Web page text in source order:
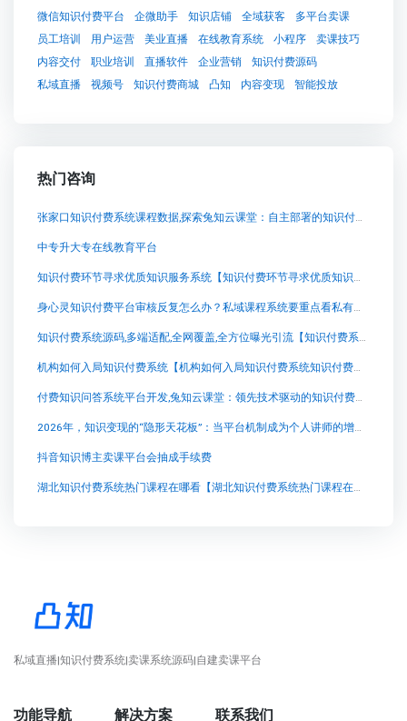
微信知识付费平台
企微助手 知识店铺 全域获客
多平台卖课
员工培训
用户运营 美业直播 在线教育系统 小程序
卖课技巧
内容交付
职业培训 直播软件 企业营销
知识付费源码
私域直播
视频号 知识付费商城 凸知 内容变现 智能投放
热门咨询
张家口知识付费系统课程数据,探索兔知云课堂：自主部署的知识付费平台
中专升大专在线教育平台
知识付费环节寻求优质知识服务系统【知识付费环节寻求优质知识服务系统知识付费系统系统怎么制作，知识付费系统搭建使用教程】
身心灵知识付费平台审核反复怎么办？私域课程系统要重点看私有化部署
知识付费系统源码,多端适配,全网覆盖,全方位曝光引流【知识付费系统源码,多端适配,全网覆盖,全方位曝光引流知识付费系统系统怎么制作，知识付费系统搭建使用教程】
机构如何入局知识付费系统【机构如何入局知识付费系统知识付费系统系统怎么制作，知识付费系统搭建使用教程】
付费知识问答系统平台开发,兔知云课堂：领先技术驱动的知识付费平台
2026年，知识变现的“隐形天花板”：当平台机制成为个人讲师的增长瓶颈
抖音知识博主卖课平台会抽成手续费
湖北知识付费系统热门课程在哪看【湖北知识付费系统热门课程在哪看知识付费系统系统怎么制作，知识付费系统搭建使用教程】
私域直播|知识付费系统|卖课系统源码|自建卖课平台
功能导航 解决方案 联系我们